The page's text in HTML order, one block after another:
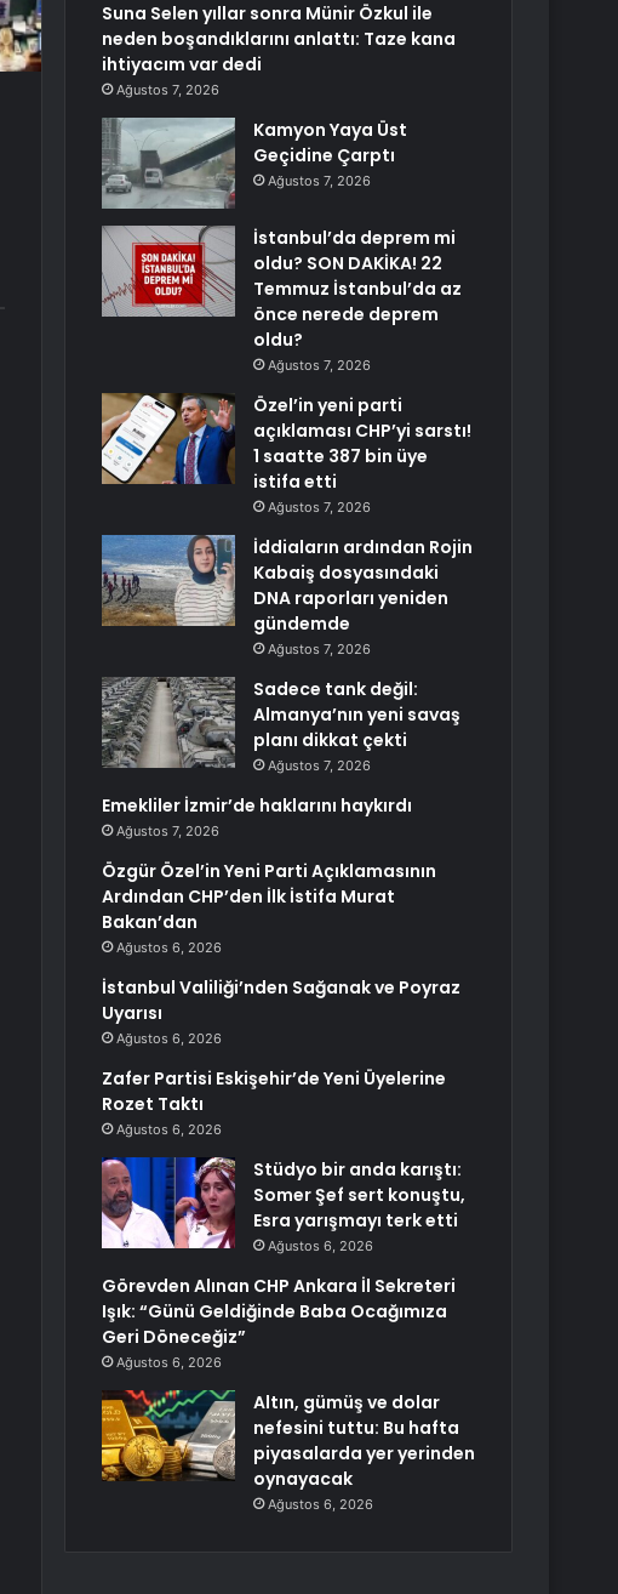
Suna Selen yıllar sonra Münir Özkul ile
neden boşandıklarını anlattı: Taze kana
ihtiyacım var dedi
Ağustos 7, 2026
Kamyon Yaya Üst
Geçidine Çarptı
Ağustos 7, 2026
İstanbul’da deprem mi
oldu? SON DAKİKA! 22
Temmuz İstanbul’da az
önce nerede deprem
oldu?
Ağustos 7, 2026
Özel’in yeni parti
açıklaması CHP’yi sarstı!
1 saatte 387 bin üye
istifa etti
Ağustos 7, 2026
İddiaların ardından Rojin
Kabaiş dosyasındaki
DNA raporları yeniden
gündemde
Ağustos 7, 2026
Sadece tank değil:
Almanya’nın yeni savaş
planı dikkat çekti
Ağustos 7, 2026
Emekliler İzmir’de haklarını haykırdı
Ağustos 7, 2026
Özgür Özel’in Yeni Parti Açıklamasının
Ardından CHP’den İlk İstifa Murat
Bakan’dan
Ağustos 6, 2026
İstanbul Valiliği’nden Sağanak ve Poyraz
Uyarısı
Ağustos 6, 2026
Zafer Partisi Eskişehir’de Yeni Üyelerine
Rozet Taktı
Ağustos 6, 2026
Stüdyo bir anda karıştı:
Somer Şef sert konuştu,
Esra yarışmayı terk etti
Ağustos 6, 2026
Görevden Alınan CHP Ankara İl Sekreteri
Işık: “Günü Geldiğinde Baba Ocağımıza
Geri Döneceğiz”
Ağustos 6, 2026
Altın, gümüş ve dolar
nefesini tuttu: Bu hafta
piyasalarda yer yerinden
oynayacak
Ağustos 6, 2026